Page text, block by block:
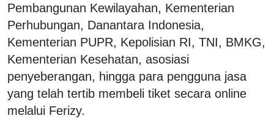
Pembangunan Kewilayahan, Kementerian
Perhubungan, Danantara Indonesia,
Kementerian PUPR, Kepolisian RI, TNI, BMKG,
Kementerian Kesehatan, asosiasi
penyeberangan, hingga para pengguna jasa
yang telah tertib membeli tiket secara online
melalui Ferizy.